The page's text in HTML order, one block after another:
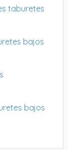
taburetes
bajos
bajos